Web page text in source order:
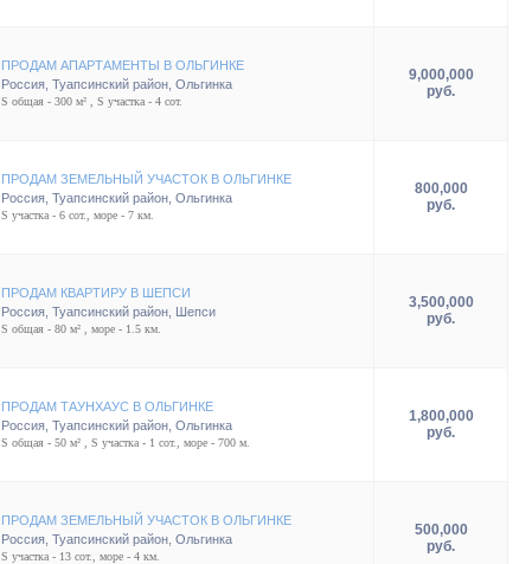
ПРОДАМ АПАРТАМЕНТЫ В ОЛЬГИНКЕ
Россия Туапсинский район Ольгинка
S общая - 300 м² , S участка - 4 сот.
9,000,000
руб.
ПРОДАМ ЗЕМЕЛЬНЫЙ УЧАСТОК В ОЛЬГИНКЕ
Россия Туапсинский район Ольгинка
S участка - 6 сот., море - 7 км.
800,000
руб.
ПРОДАМ КВАРТИРУ В ШЕПСИ
Россия Туапсинский район Шепси
S общая - 80 м² , море - 1.5 км.
3,500,000
руб.
ПРОДАМ ТАУНХАУС В ОЛЬГИНКЕ
Россия Туапсинский район Ольгинка
S общая - 50 м² , S участка - 1 сот., море - 700 м.
1,800,000
руб.
ПРОДАМ ЗЕМЕЛЬНЫЙ УЧАСТОК В ОЛЬГИНКЕ
Россия Туапсинский район Ольгинка
S участка - 13 сот., море - 4 км.
500,000
руб.